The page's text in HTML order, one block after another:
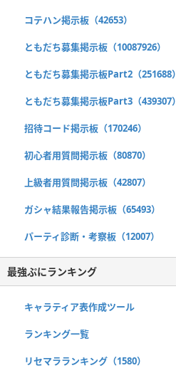
コテハン掲示板（42653）
ともだち募集掲示板（10087926）
ともだち募集掲示板Part2（251688）
ともだち募集掲示板Part3（439307）
招待コード掲示板（170246）
初心者用質問掲示板（80870）
上級者用質問掲示板（42807）
ガシャ結果報告掲示板（65493）
パーティ診断・考察板（12007）
最強ぷにランキング
キャラティア表作成ツール
ランキング一覧
リセマラランキング（1580）